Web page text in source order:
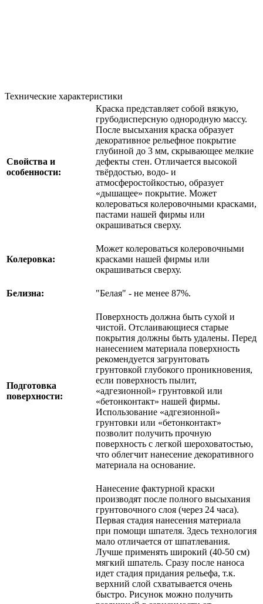
Технические характеристики
Свойства и
особенности:
Краска представляет собой вязкую,
грубодисперсную однородную массу.
После высыхания краска образует
декоративное рельефное покрытие
глубиной до 3 мм, скрывающее мелкие
дефекты стен. Отличается высокой
твёрдостью, водо- и
атмосферостойкостью, образует
«дышащее» покрытие. Может
колероваться колеровочными красками,
пастами нашей фирмы или
окрашиваться сверху.
Колеровка:
Может колероваться колеровочными
красками нашей фирмы или
окрашиваться сверху.
Белизна: "Белая" - не менее 87%.
Подготовка
поверхности:
Поверхность должна быть сухой и
чистой. Отслаивающиеся старые
покрытия должны быть удалены. Перед
нанесением материала поверхность
рекомендуется загрунтовать
грунтовкой глубокого проникновения,
если поверхность пылит,
«адгезионной» грунтовкой или
«бетонконтакт» нашей фирмы.
Использование «адгезионной»
грунтовки или «бетонконтакт»
позволит получить прочную
поверхность с легкой шероховатостью,
что облегчит нанесение декоративного
материала на основание.
Нанесение фактурной краски
производят после полного высыхания
грунтовочного слоя (через 24 часа).
Первая стадия нанесения материала
при помощи шпателя. Здесь технология
мало отличается от шпатлевания.
Лучше применять широкий (40-50 см)
мягкий шпатель. Сразу после наноса
идет стадия придания рельефа, т.к.
верхний слой схватывается очень
быстро. Рисунок можно получить